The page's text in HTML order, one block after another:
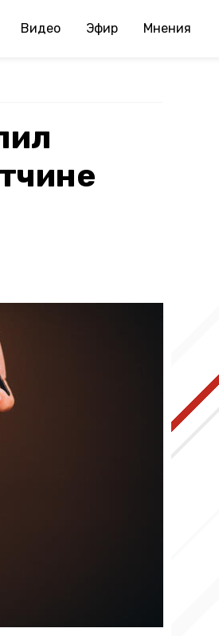
Видео Эфир Мнения